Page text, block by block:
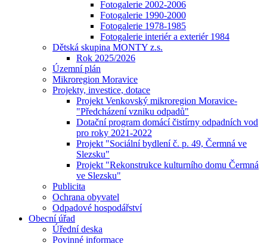
Fotogalerie 2002-2006
Fotogalerie 1990-2000
Fotogalerie 1978-1985
Fotogalerie interiér a exteriér 1984
Dětská skupina MONTY z.s.
Rok 2025/2026
Územní plán
Mikroregion Moravice
Projekty, investice, dotace
Projekt Venkovský mikroregion Moravice-
"Předcházení vzniku odpadů"
Dotační program domácí čistírny odpadních vod
pro roky 2021-2022
Projekt "Sociální bydlení č. p. 49, Čermná ve
Slezsku"
Projekt "Rekonstrukce kulturního domu Čermná
ve Slezsku"
Publicita
Ochrana obyvatel
Odpadové hospodářství
Obecní úřad
Úřední deska
Povinné informace